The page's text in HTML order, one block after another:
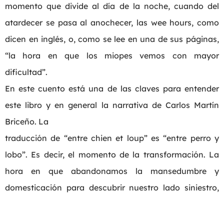
momento que divide al día de la noche, cuando del
atardecer se pasa al anochecer, las wee hours, como
dicen en inglés, o, como se lee en una de sus páginas,
“la hora en que los miopes vemos con mayor
dificultad”.
En este cuento está una de las claves para entender
este libro y en general la narrativa de Carlos Martín
Briceño. La
traducción de “entre chien et loup” es “entre perro y
lobo”. Es decir, el momento de la transformación. La
hora en que abandonamos la mansedumbre y
domesticación para descubrir nuestro lado siniestro,